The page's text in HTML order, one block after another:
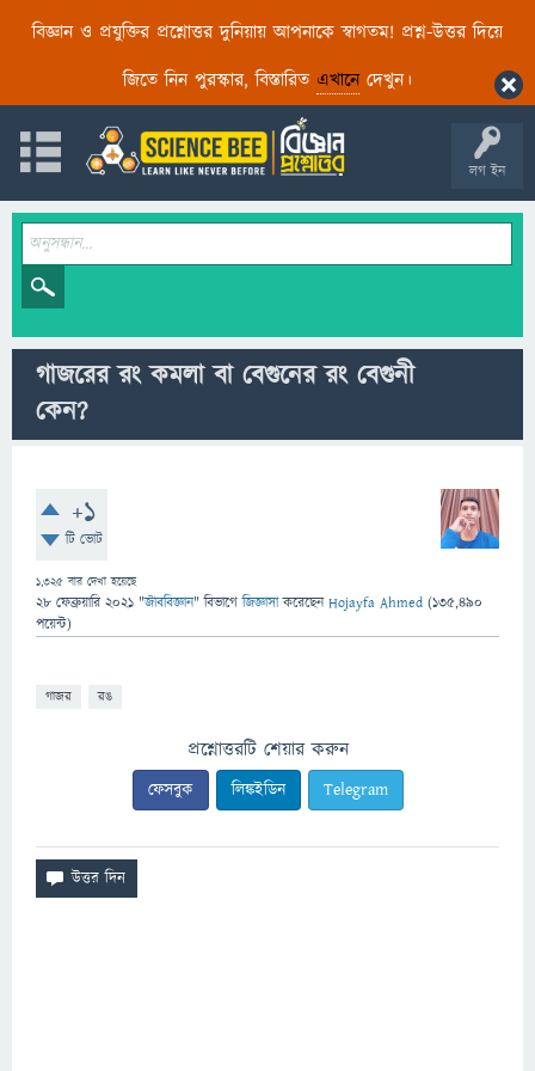
বিজ্ঞান ও প্রযুক্তির প্রশ্নোত্তর দুনিয়ায় আপনাকে স্বাগতম! প্রশ্ন-উত্তর দিয়ে
জিতে নিন পুরস্কার, বিস্তারিত এখানেদেখুন।
লগ ইন
গাজরের রং কমলা বা বেগুনের রং বেগুনী
কেন?
+1
টি ভোট
1,325 বার দেখা হয়েছে
28 ফেব্রুয়ারি 2021 "জীববিজ্ঞান" বিভাগে জিজ্ঞাসাকরেছেনHojayfa Ahmed (135,490
পয়েন্ট)
গাজর রঙ
প্রশ্নোত্তরটি শেয়ার করুন
ফেসবুক লিঙ্কইডিন Telegram